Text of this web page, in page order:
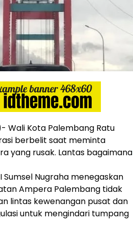
Kota Palembang Ratu
berbelit saat meminta
yang rusak. Lantas bagaimana
Sumsel Nugraha menegaskan
Ampera Palembang tidak
lintas kewenangan pusat dan
untuk mengindari tumpang